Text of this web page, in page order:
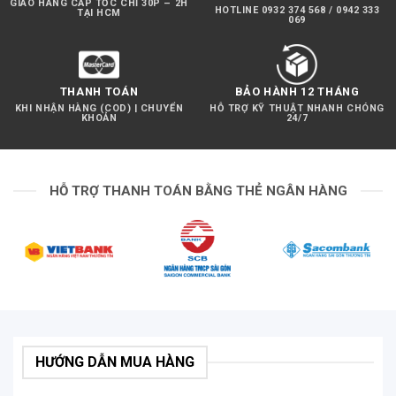
những chuyển động chậm lên đến 120 khung hình /
giây với độ phân giải Full HD 1080p.
Chế độ Video HDR
GIAO HÀNG CẤP TỐC CHỈ 30P – 2H
TẠI HCM
HOTLINE 0932 374 568 / 0942 333
069
THANH TOÁN
KHI NHẬN HÀNG (COD) | CHUYỂN
KHOẢN
BẢO HÀNH 12 THÁNG
HỖ TRỢ KỸ THUẬT NHANH CHÓNG
24/7
HỖ TRỢ THANH TOÁN BẰNG THẺ NGÂN HÀNG
HƯỚNG DẪN MUA HÀNG